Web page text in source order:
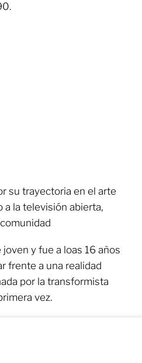
su trayectoria en el arte
a la televisión abierta,
y fue a loas 16 años
frente a una realidad
por la transformista
vez.